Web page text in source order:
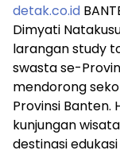
detak.co.id
Dimyati
larangan study
swasta se-
mendorong
Provinsi
kunjungan
destinasi